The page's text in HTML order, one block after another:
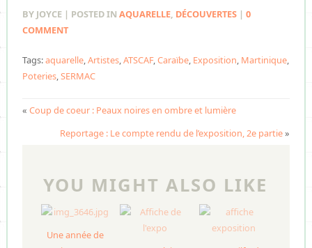
BY JOYCE | POSTED INAQUARELLE, DÉCOUVERTES |0
COMMENT
Tags:aquarelle,Artistes,ATSCAF,Caraïbe, Exposition, Martinique,
Poteries,SERMAC
«Coup de coeur : Peaux noires en ombre et lumière
Reportage : Le compte rendu de l’exposition, 2e partie»
YOU MIGHT ALSO LIKE
Une année de